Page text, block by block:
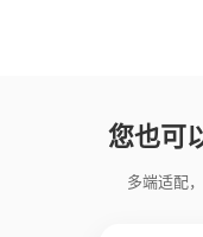
您也可
多端适配